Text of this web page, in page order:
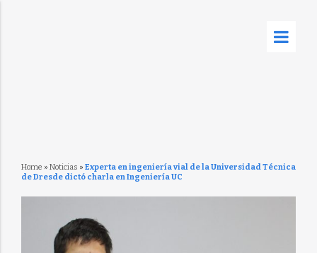
Home » Noticias » Experta en ingeniería vial de la Universidad Técnica
de Dresde dictó charla en Ingeniería UC